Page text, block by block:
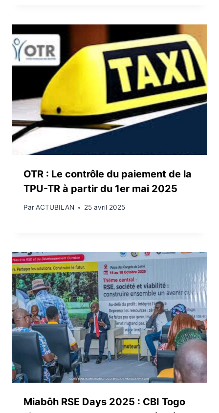
OTR : Le contrôle du paiement de la
TPU-TR à partir du 1er mai 2025
ParACTUBILAN 25 avril 2025
Miabôh RSE Days 2025 : CBI Togo